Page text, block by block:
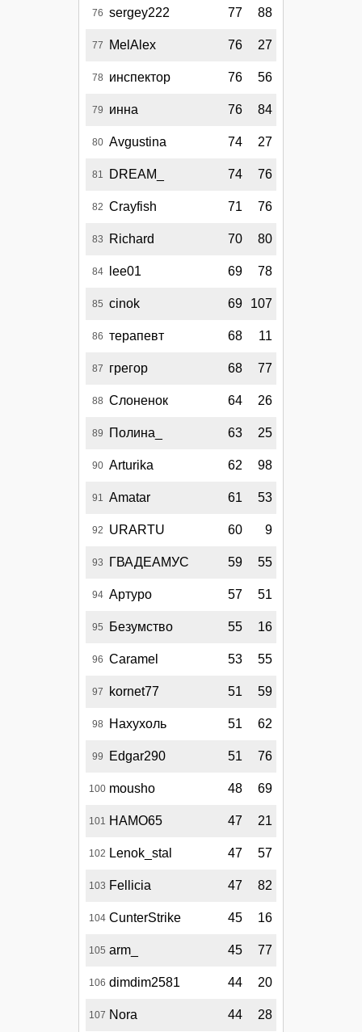
76 sergey222 77 88
77 MelAlex 76 27
78 инспектор 76 56
79 инна 76 84
80 Avgustina 74 27
81 DREAM_ 74 76
82 Crayfish 71 76
83 Richard 70 80
84 lee01 69 78
85 cinok 69 107
86 терапевт 68 11
87 грегор 68 77
88 Слоненок 64 26
89 Полина_ 63 25
90 Arturika 62 98
91 Amatar 61 53
92 URARTU 60 9
93 ГВАДЕАМУС 59 55
94 Артуро 57 51
95 Безумство 55 16
96 Caramel 53 55
97 kornet77 51 59
98 Нахухоль 51 62
99 Edgar290 51 76
100 mousho 48 69
101 HAMO65 47 21
102 Lenok_stal 47 57
103 Fellicia 47 82
104 CunterStrike 45 16
105 arm_ 45 77
106 dimdim2581 44 20
107 Nora 44 28